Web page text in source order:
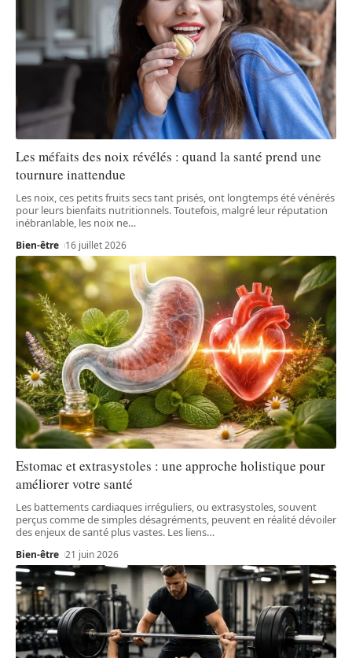
Les méfaits des noix révélés : quand la santé prend une
tournure inattendue
Les noix, ces petits fruits secs tant prisés, ont longtemps été vénérés
pour leurs bienfaits nutritionnels. Toutefois, malgré leur réputation
inébranlable, les noix ne…
Bien-être 16 juillet 2026
Estomac et extrasystoles : une approche holistique pour
améliorer votre santé
Les battements cardiaques irréguliers, ou extrasystoles, souvent
perçus comme de simples désagréments, peuvent en réalité dévoiler
des enjeux de santé plus vastes. Les liens…
Bien-être 21 juin 2026